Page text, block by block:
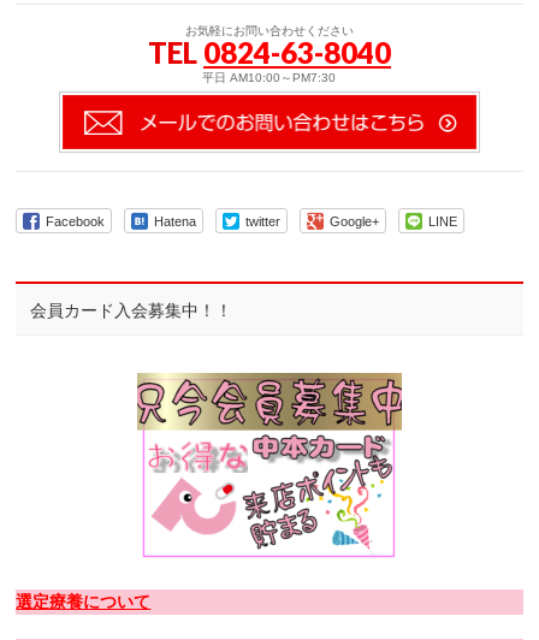
お気軽にお問い合わせください
TEL 0824-63-8040
平日 AM10:00～PM7:30
Facebook Hatena twitter Google+ LINE
会員カード入会募集中！！
選定療養について